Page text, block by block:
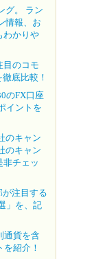
グ。 ラン
情報、お
わかりや
目のコモ
底比較！
のFX口座
イントを
のキャン
のキャン
非チェッ
が注目する
」を、記
通貨を含
紹介！